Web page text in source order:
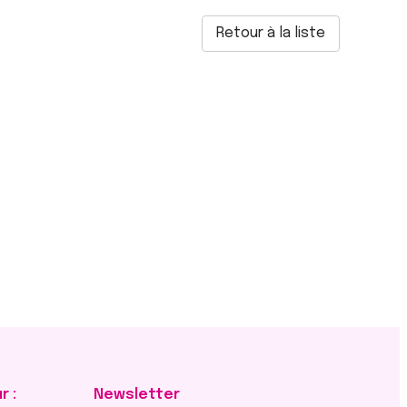
Retour à la liste
: Newsletter